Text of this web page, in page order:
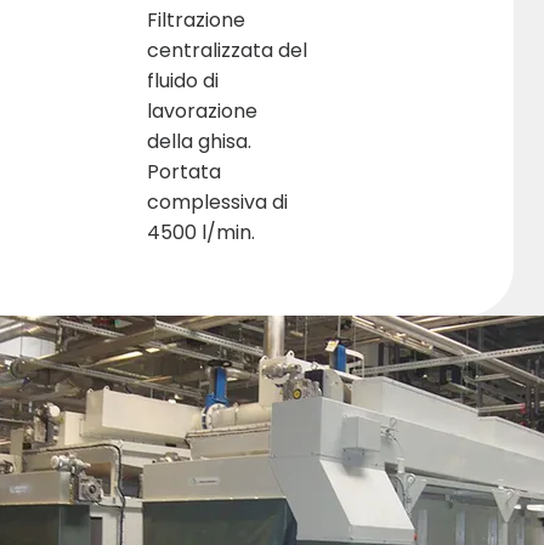
Filtrazione
centralizzata del
fluido di
lavorazione
della ghisa.
Portata
complessiva di
4500 l/min.